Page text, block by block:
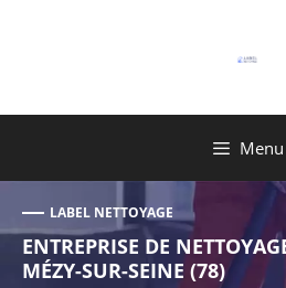
Menu
LABEL NETTOYAGE
ENTREPRISE DE
MÉZY-SUR-SEINE (78)